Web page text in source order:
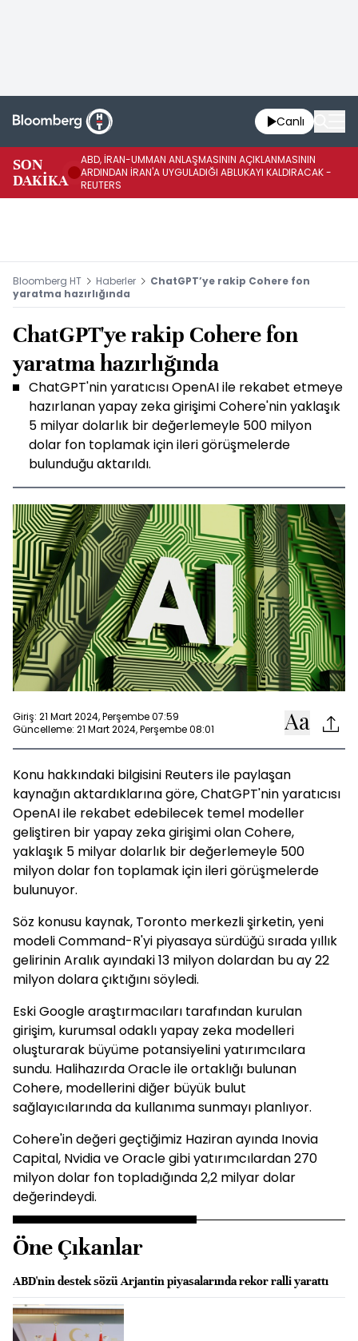
Canlı
SON
DAKİKA
ABD, İRAN-UMMAN ANLAŞMASININ AÇIKLANMASININ
ARDINDAN İRAN'A UYGULADIĞI ABLUKAYI KALDIRACAK -
REUTERS
Bloomberg HT Haberler
ChatGPT’ye rakip Cohere fon
yaratma hazırlığında
ChatGPT'ye rakip Cohere fon
yaratma hazırlığında
ChatGPT'nin yaratıcısı OpenAI ile rekabet etmeye
hazırlanan yapay zeka girişimi Cohere'nin yaklaşık
5 milyar dolarlık bir değerlemeyle 500 milyon
dolar fon toplamak için ileri görüşmelerde
bulunduğu aktarıldı.
Giriş: 21 Mart 2024, Perşembe 07:59
Güncelleme: 21 Mart 2024, Perşembe 08:01
Konu hakkındaki bilgisini Reuters ile paylaşan
kaynağın aktardıklarına göre, ChatGPT'nin yaratıcısı
OpenAI ile rekabet edebilecek temel modeller
geliştiren bir yapay zeka girişimi olan Cohere,
yaklaşık 5 milyar dolarlık bir değerlemeyle 500
milyon dolar fon toplamak için ileri görüşmelerde
bulunuyor.
Söz konusu kaynak, Toronto merkezli şirketin, yeni
modeli Command-R'yi piyasaya sürdüğü sırada yıllık
gelirinin Aralık ayındaki 13 milyon dolardan bu ay 22
milyon dolara çıktığını söyledi.
Eski Google araştırmacıları tarafından kurulan
girişim, kurumsal odaklı yapay zeka modelleri
oluşturarak büyüme potansiyelini yatırımcılara
sundu. Halihazırda Oracle ile ortaklığı bulunan
Cohere, modellerini diğer büyük bulut
sağlayıcılarında da kullanıma sunmayı planlıyor.
Cohere'in değeri geçtiğimiz Haziran ayında Inovia
Capital, Nvidia ve Oracle gibi yatırımcılardan 270
milyon dolar fon topladığında 2,2 milyar dolar
değerindeydi.
Öne Çıkanlar
ABD'nin destek sözü Arjantin piyasalarında rekor ralli yarattı